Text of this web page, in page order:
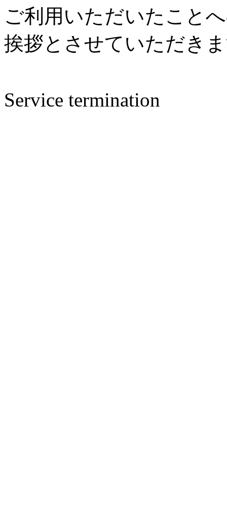
ご利用いただいたこと
挨拶とさせていただき
Service termination